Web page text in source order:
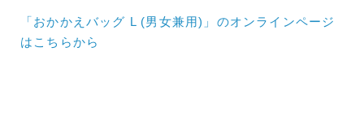
「おかかえバッグ L (男女兼用)」のオンラインページ
はこちらから